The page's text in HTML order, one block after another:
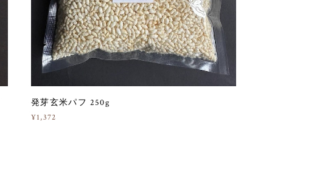
発芽玄米パフ 250g
¥1,372